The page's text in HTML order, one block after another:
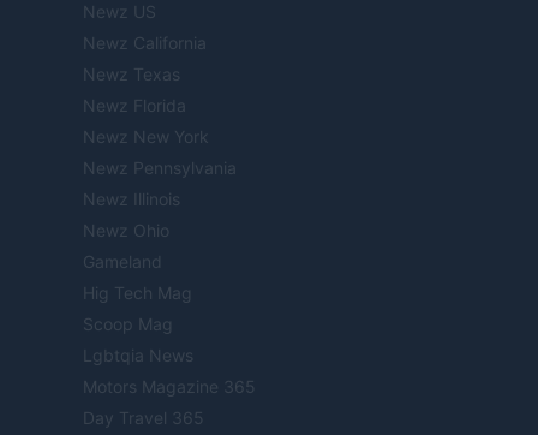
Newz US
Newz California
Newz Texas
Newz Florida
Newz New York
Newz Pennsylvania
Newz Illinois
Newz Ohio
Gameland
Hig Tech Mag
Scoop Mag
Lgbtqia News
Motors Magazine 365
Day Travel 365